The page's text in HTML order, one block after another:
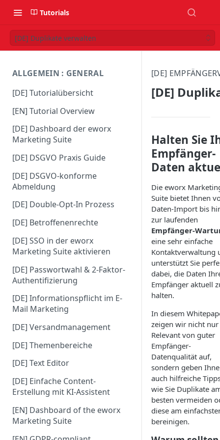
Tutorials
[DE] Duplikate verwalten
ALLGEMEIN : GENERAL
[DE] Tutorialübersicht
[EN] Tutorial Overview
[DE] Dashboard der eworx
Marketing Suite
[DE] DSGVO Praxis Guide
[DE] DSGVO-konforme
Abmeldung
[DE] Double-Opt-In Prozess
[DE] Betroffenenrechte
[DE] SSO in der eworx
Marketing Suite aktivieren
[DE] Passwortwahl & 2-Faktor-
Authentifizierung
[DE] Informationspflicht im E-
Mail Marketing
[DE] Versandmanagement
[DE] Themenbereiche
[DE] Text Editor
[DE] Einfache Content-
Erstellung mit KI-Assistent
[EN] Dashboard of the eworx
Marketing Suite
[DE]
[DE]
Halten Sie
Empfänger-
Daten
Die eworx
Suite bietet Ihnen
Daten-Import bis
zur laufenden
Empfänger-
eine sehr einfache
Kontaktverwaltung
unterstützt Sie
dabei, die Daten
Empfänger aktuell
halten.
In diesem
zeigen wir nicht
Relevant von guter
Empfänger-
Datenqualität auf,
sondern geben
auch hilfreiche
wie Sie Duplikate
besten vermeiden
diese am
bereinigen.